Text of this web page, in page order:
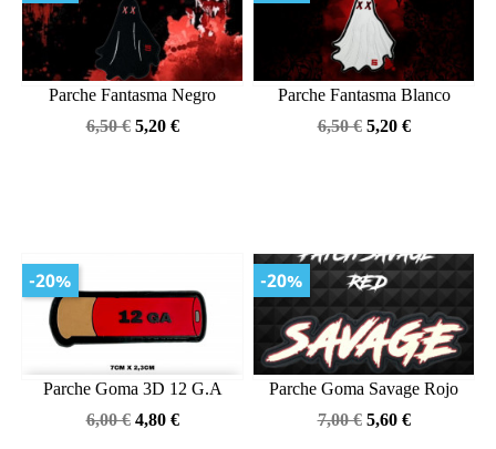
Parche Fantasma Negro
Precio
6,50 € Precio
5,20 €
Parche Fantasma Blanco
Precio
6,50 € Precio
5,20 €
Parche Goma 3D 12 G.A
Precio
6,00 € Precio
4,80 €
-20%
Parche Goma Savage Rojo
Precio
7,00 € Precio
5,60 €
-20%